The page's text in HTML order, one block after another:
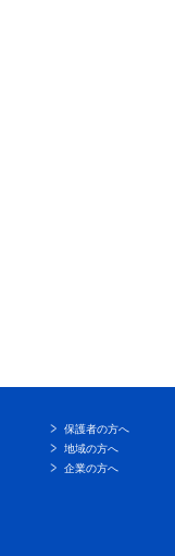
保護者の方へ
地域の方へ
企業の方へ